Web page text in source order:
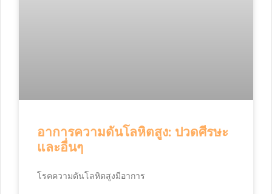
อาการความดันโลหิตสูง: ปวดศีรษะ
และอื่นๆ
โรคความดันโลหิตสูงมีอาการ